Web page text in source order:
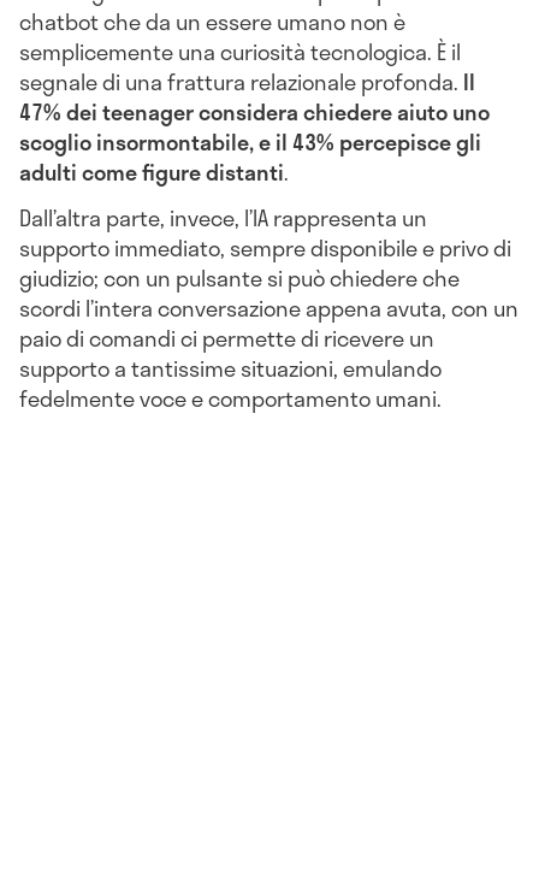
chatbot che da un essere umano non è
semplicemente una curiosità tecnologica. È il
segnale di una frattura relazionale profonda. Il
47% dei teenager considera chiedere aiuto uno
scoglio insormontabile, e il 43% percepisce gli
adulti come figure distanti.
Dall’altra parte, invece, l’IA rappresenta un
supporto immediato, sempre disponibile e privo di
giudizio; con un pulsante si può chiedere che
scordi l’intera conversazione appena avuta, con un
paio di comandi ci permette di ricevere un
supporto a tantissime situazioni, emulando
fedelmente voce e comportamento umani.